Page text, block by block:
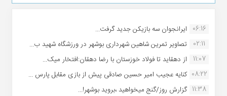
06:16 ایرانجوان سه بازیکن جدید گرفت...
02:11
تصاویر تمرین شاهین شهردارى بوشهر در ورزشگاه شهید ب...
11:07
از دهقاید تا فولاد خوزستان با رضا دهقان:افتخار میک...
08:22 کنایه عجیب امیر حسین صادقی پیش از بازی مقابل پارس ...
11:38 گزارش روز/گنج میخواهید ،بروید بوشهر!...